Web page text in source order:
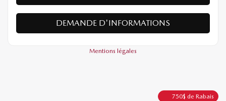
DEMANDE D'INFORMATIONS
Mentions légales
750$ de Rabais